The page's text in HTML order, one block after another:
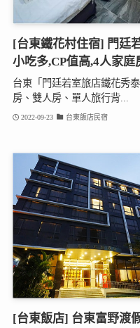
[台東鐵花村住宿] 門廷
小吃多,CP值高,4人家
台東「門廷若室旅店鐵花秀
房、雙人房、單人旅行背...
2022-09-23 台東飯店民宿
[台東飯店] 台東富野渡